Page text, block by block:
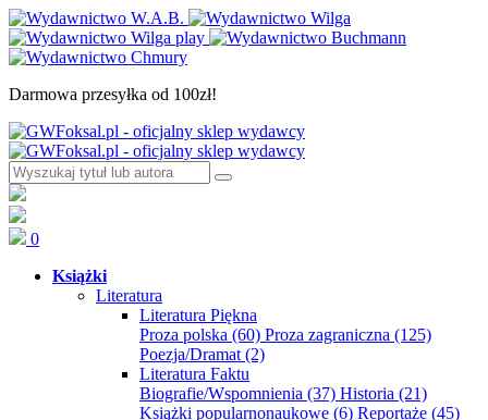
Darmowa przesyłka od 100zł!
0
Książki
Literatura
Literatura Piękna
Proza polska (60) Proza zagraniczna (125)
Poezja/Dramat (2)
Literatura Faktu
Biografie/Wspomnienia (37) Historia (21)
Książki popularnonaukowe (6) Reportaże (45)